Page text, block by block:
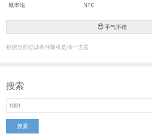
概率论
NPC
手气不错
根据当前过滤条件随机选择一道题
搜索
搜索